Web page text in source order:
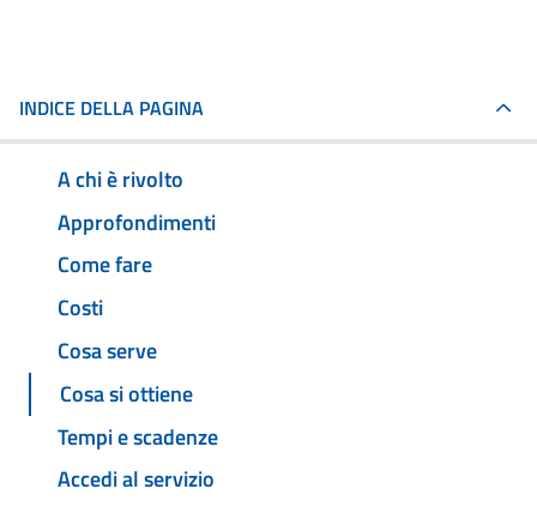
INDICE DELLA PAGINA
A chi è rivolto
Approfondimenti
Come fare
Costi
Cosa serve
Cosa si ottiene
Tempi e scadenze
Accedi al servizio